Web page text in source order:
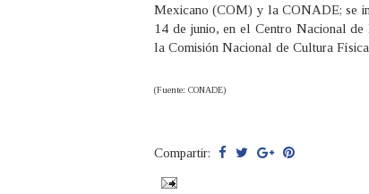
Mexicano (COM) y la CONADE; se
14 de junio, en el Centro Nacional
la Comisión Nacional de Cultura
(Fuente: CONADE)
Compartir: